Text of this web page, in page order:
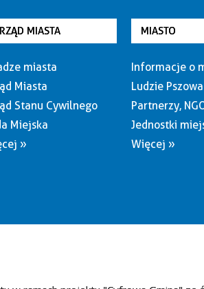
MIASTA
miasta
Miasta
Stanu Cywilnego
Miejska
»
MIASTO
Informacje o
Ludzie Pszowa
Partnerzy,
Jednostki
Więcej »